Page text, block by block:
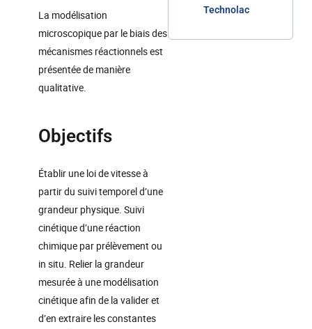
La modélisation
microscopique par le biais des
mécanismes réactionnels est
présentée de manière
qualitative.
Objectifs
Établir une loi de vitesse à
partir du suivi temporel d’une
grandeur physique. Suivi
cinétique d’une réaction
chimique par prélèvement ou
in situ. Relier la grandeur
mesurée à une modélisation
cinétique afin de la valider et
d’en extraire les constantes
Technolac